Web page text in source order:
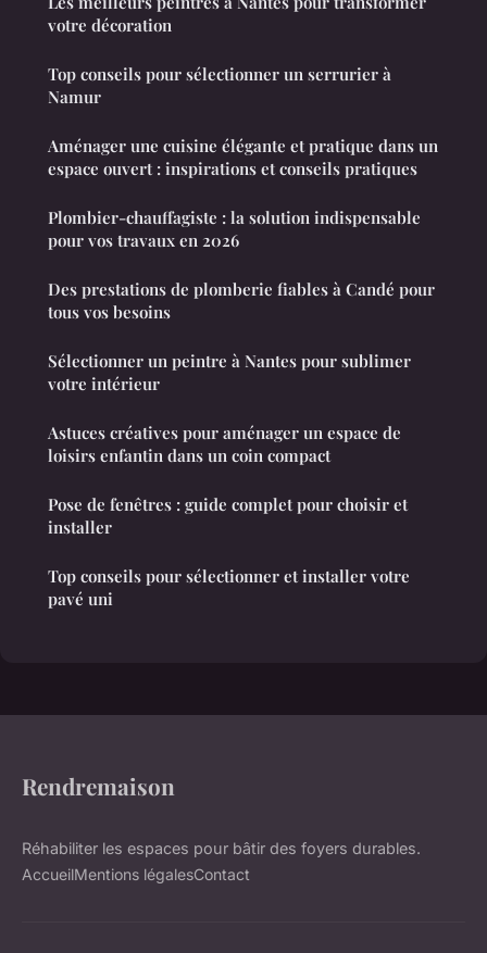
votre décoration
Top conseils pour sélectionner un serrurier à
Namur
Aménager une cuisine élégante et pratique dans un
espace ouvert : inspirations et conseils pratiques
Plombier-chauffagiste : la solution indispensable
pour vos travaux en 2026
Des prestations de plomberie fiables à Candé pour
tous vos besoins
Sélectionner un peintre à Nantes pour sublimer
votre intérieur
Astuces créatives pour aménager un espace de
loisirs enfantin dans un coin compact
Pose de fenêtres : guide complet pour choisir et
installer
Top conseils pour sélectionner et installer votre
pavé uni
Rendremaison
Réhabiliter les espaces pour bâtir des foyers durables.
AccueilMentions légalesContact